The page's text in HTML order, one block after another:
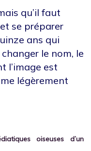
qu’il faut
se préparer
ans qui
le nom, le
l’image est
légèrement
oiseuses d’un